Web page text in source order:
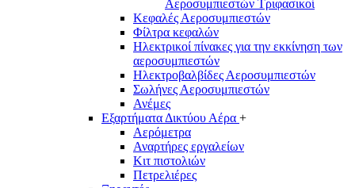
Αεροσυμπιεστών Τριφασικοί
Κεφαλές Αεροσυμπιεστών
Φίλτρα κεφαλών
Ηλεκτρικοί πίνακες για την εκκίνηση των
αεροσυμπιεστών
Ηλεκτροβαλβίδες Αεροσυμπιεστών
Σωλήνες Αεροσυμπιεστών
Ανέμες
Εξαρτήματα Δικτύου Αέρα +
Αερόμετρα
Αναρτήρες εργαλείων
Κιτ πιστολιών
Πετρελιέρες